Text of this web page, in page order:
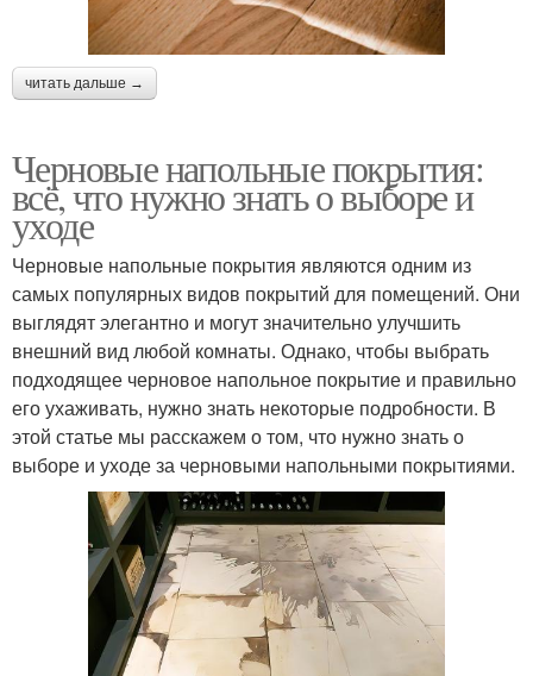
читать дальше →
Черновые напольные покрытия:
всё, что нужно знать о выборе и
уходе
Черновые напольные покрытия являются одним из
самых популярных видов покрытий для помещений. Они
выглядят элегантно и могут значительно улучшить
внешний вид любой комнаты. Однако, чтобы выбрать
подходящее черновое напольное покрытие и правильно
его ухаживать, нужно знать некоторые подробности. В
этой статье мы расскажем о том, что нужно знать о
выборе и уходе за черновыми напольными покрытиями.